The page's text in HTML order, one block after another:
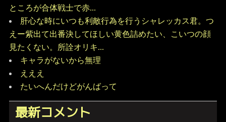
ところが合体戦士で赤...
肝心な時にいつも利敵行為を行うシャレッカス君。つ
えー紫出て出番決してほしい黄色詰めたい、こいつの顔
見たくない。所詮オリキ...
キャラがないから無理
えええ
たいへんだけどがんばって
最新コメント